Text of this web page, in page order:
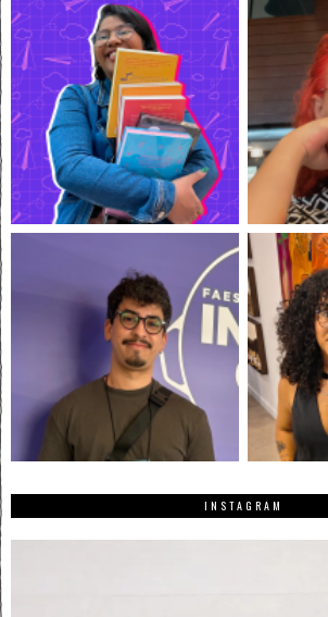
INSTAGRAM